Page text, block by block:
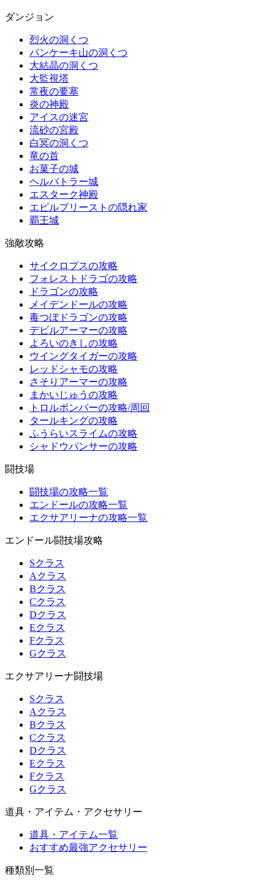
ダンジョン
烈火の洞くつ
パンケーキ山の洞くつ
大結晶の洞くつ
大監視塔
常夜の要塞
炎の神殿
アイスの迷宮
流砂の宮殿
白冥の洞くつ
竜の首
お菓子の城
ヘルバトラー城
エスターク神殿
エビルプリーストの隠れ家
覇王城
強敵攻略
サイクロプスの攻略
フォレストドラゴの攻略
ドラゴンの攻略
メイデンドールの攻略
毒つぼドラゴンの攻略
デビルアーマーの攻略
よろいのきしの攻略
ウイングタイガーの攻略
レッドシャモの攻略
さそりアーマーの攻略
まかいじゅうの攻略
トロルボンバーの攻略/周回
タールキングの攻略
ふうらいスライムの攻略
シャドウパンサーの攻略
闘技場
闘技場の攻略一覧
エンドールの攻略一覧
エクサアリーナの攻略一覧
エンドール闘技場攻略
Sクラス
Aクラス
Bクラス
Cクラス
Dクラス
Eクラス
Fクラス
Gクラス
エクサアリーナ闘技場
Sクラス
Aクラス
Bクラス
Cクラス
Dクラス
Eクラス
Fクラス
Gクラス
道具・アイテム・アクセサリー
道具・アイテム一覧
おすすめ最強アクセサリー
種類別一覧